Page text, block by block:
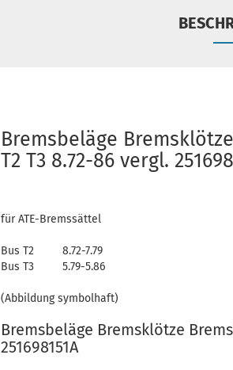
Bremsbeläge
T2 T3 8.72-86 vergl.
für ATE-Bremssättel
Bus T2 8.72-7.79
Bus T3 5.79-5.86
(Abbildung symbolhaft)
Bremsbeläge Bremsklötze
251698151A